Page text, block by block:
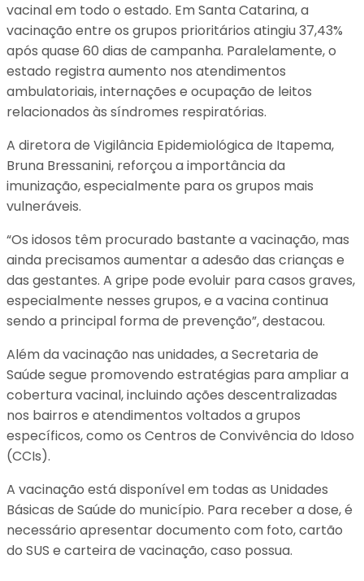
vacinal em todo o estado. Em Santa Catarina, a
vacinação entre os grupos prioritários atingiu 37,43%
após quase 60 dias de campanha. Paralelamente, o
estado registra aumento nos atendimentos
ambulatoriais, internações e ocupação de leitos
relacionados às síndromes respiratórias.
A diretora de Vigilância Epidemiológica de Itapema,
Bruna Bressanini, reforçou a importância da
imunização, especialmente para os grupos mais
vulneráveis.
“Os idosos têm procurado bastante a vacinação, mas
ainda precisamos aumentar a adesão das crianças e
das gestantes. A gripe pode evoluir para casos graves,
especialmente nesses grupos, e a vacina continua
sendo a principal forma de prevenção”, destacou.
Além da vacinação nas unidades, a Secretaria de
Saúde segue promovendo estratégias para ampliar a
cobertura vacinal, incluindo ações descentralizadas
nos bairros e atendimentos voltados a grupos
específicos, como os Centros de Convivência do Idoso
(CCIs).
A vacinação está disponível em todas as Unidades
Básicas de Saúde do município. Para receber a dose, é
necessário apresentar documento com foto, cartão
do SUS e carteira de vacinação, caso possua.